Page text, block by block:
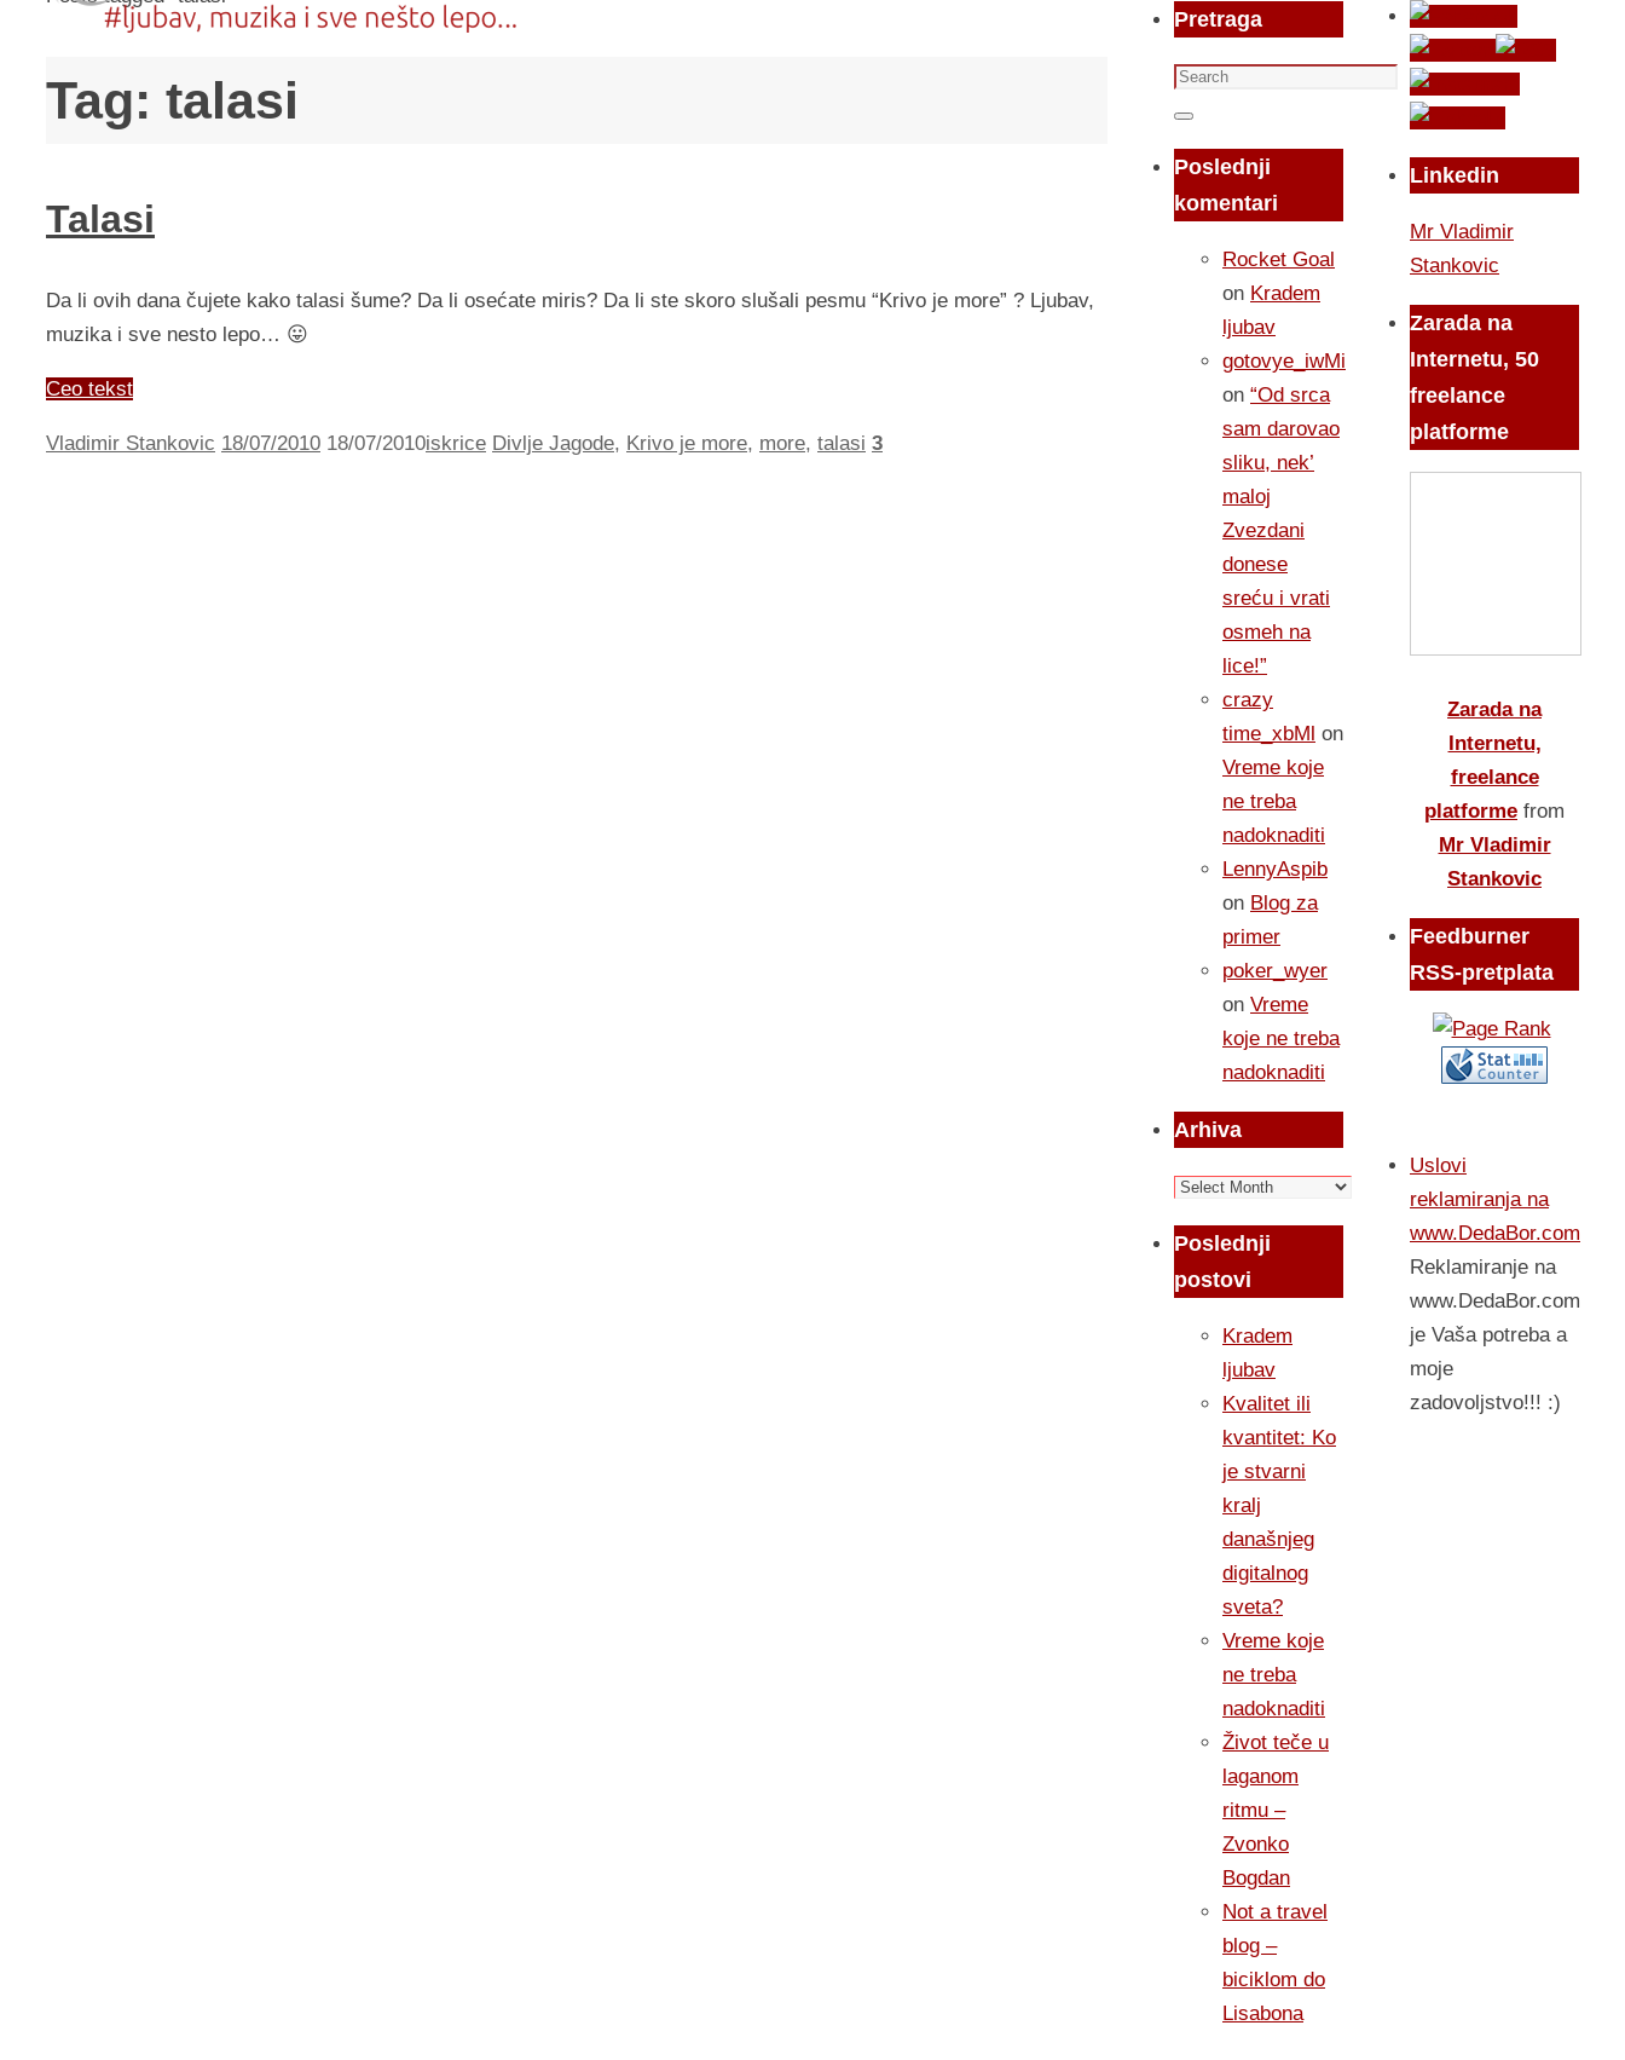
Tag: talasi
Talasi
Da li ovih dana čujete kako talasi šume? Da li osećate miris? Da li ste skoro slušali pesmu “Krivo je more” ? Ljubav,
muzika i sve nesto lepo… 😛
Ceo tekst
Vladimir Stankovic 18/07/2010 18/07/2010iskrice Divlje Jagode, Krivo je more, more, talasi 3
Pretraga
Search
for:
Search
Poslednji
komentari
Rocket Goal
on Kradem
ljubav
gotovye_iwMi
on “Od srca
sam darovao
sliku, nek’
maloj
Zvezdani
donese
sreću i vrati
osmeh na
lice!”
crazy
time_xbMl on
Vreme koje
ne treba
nadoknaditi
LennyAspib
on Blog za
primer
poker_wyer
on Vreme
koje ne treba
nadoknaditi
Arhiva
Arhiva
Poslednji
postovi
Kradem
ljubav
Kvalitet ili
kvantitet: Ko
je stvarni
kralj
današnjeg
digitalnog
sveta?
Vreme koje
ne treba
nadoknaditi
Život teče u
laganom
ritmu –
Zvonko
Bogdan
Not a travel
blog –
biciklom do
Lisabona
Linkedin
Mr Vladimir
Stankovic
Zarada na
Internetu, 50
freelance
platforme
Zarada na
Internetu,
freelance
platforme from
Mr Vladimir
Stankovic
Feedburner
RSS-pretplata
Uslovi
reklamiranja na
www.DedaBor.com
Reklamiranje na
www.DedaBor.com
je Vaša potreba a
moje
zadovoljstvo!!! :)